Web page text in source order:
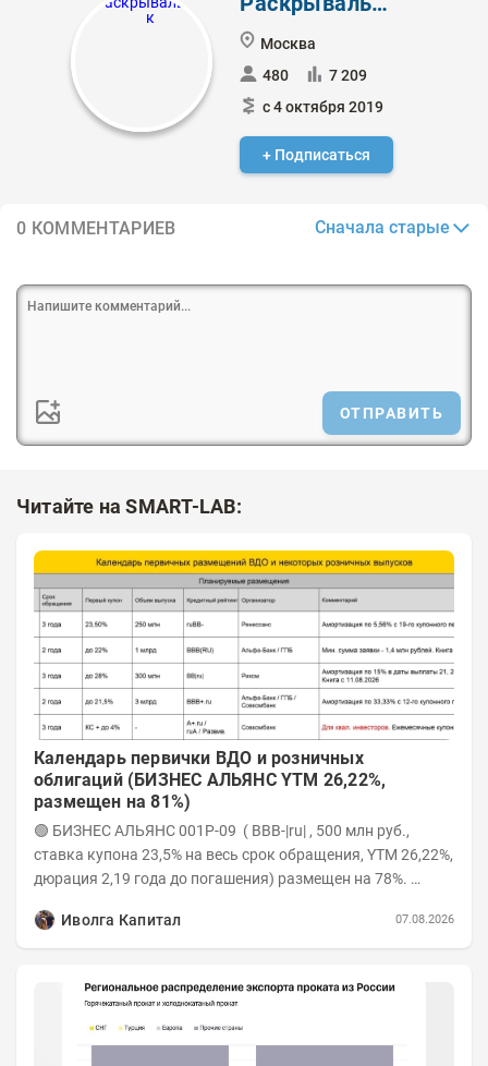
Москва
480
7 209
с 4 октября 2019
+ Подписаться
0 КОММЕНТАРИЕВ Сначала старые
ОТПРАВИТЬ
Читайте на SMART-LAB:
Календарь первички ВДО и розничных
облигаций (БИЗНЕС АЛЬЯНС YTM 26,22%,
размещен на 81%)
🟢 БИЗНЕС АЛЬЯНС 001P-09 ( BBB-|ru| , 500 млн руб.,
ставка купона 23,5% на весь срок обращения, YTM 26,22%,
дюрация 2,19 года до погашения) размещен на 78%.
Иволга Капитал
07.08.2026